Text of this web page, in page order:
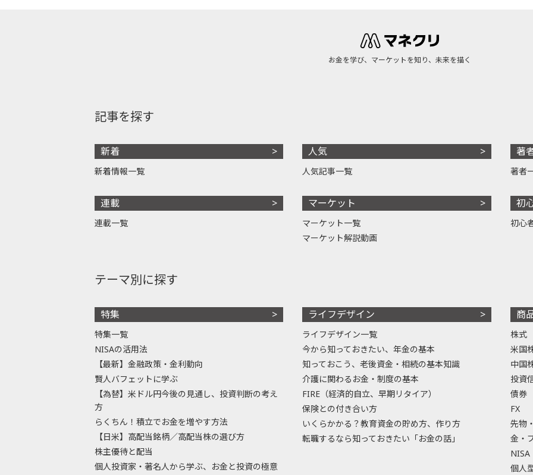
お金を学び、マーケットを知り、未来を描く
記事を探す
新着
新着情報一覧
連載
連載一覧
人気
人気記事一覧
マーケット
マーケット一覧
マーケット解説動画
著
著者
初
初心
テーマ別に探す
特集
特集一覧
NISAの活用法
【最新】金融政策・金利動向
賢人バフェットに学ぶ
【為替】米ドル円今後の見通し、投資判断の考え
方
らくちん！積立でお金を増やす方法
【日米】高配当銘柄／高配当株の選び方
株主優待と配当
個人投資家・著名人から学ぶ、お金と投資の極意
ライフデザイン
ライフデザイン一覧
今から知っておきたい、年金の基本
知っておこう、老後資金・相続の基本知識
介護に関わるお金・制度の基本
FIRE（経済的自立、早期リタイア）
保険との付き合い方
いくらかかる？教育資金の貯め方、作り方
転職するなら知っておきたい「お金の話」
商
株式
米国
中国
投資
債券
FX
先物
金・
NISA
個人